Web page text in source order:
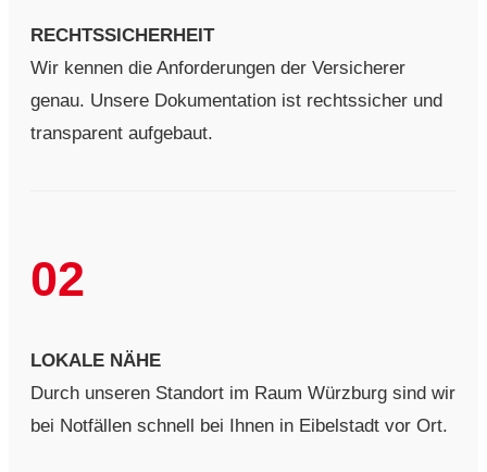
RECHTSSICHERHEIT
Wir kennen die Anforderungen der Versicherer
genau. Unsere Dokumentation ist rechtssicher und
transparent aufgebaut.
02
LOKALE NÄHE
Durch unseren Standort im Raum Würzburg sind wir
bei Notfällen schnell bei Ihnen in Eibelstadt vor Ort.